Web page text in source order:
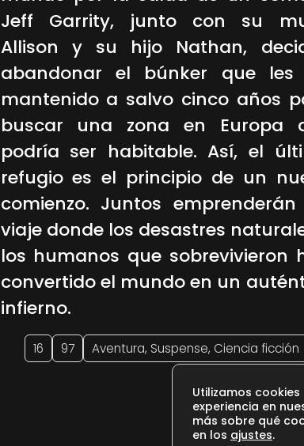
Jeff Garrity, junto con su
Allison y su hijo Nathan,
abandonar el búnker que les
mantenido a salvo cinco años
buscar una zona en Europa
podría ser habitable. Así, el
refugio es el principio de un
comienzo. Juntos
viaje donde los desastres
los humanos que sobrevivieron
convertido el mundo en un
infierno.
16 97 Aventura, Suspense, Ciencia ficción
Utilizamos
experiencia en
más sobre qué
en los ajustes.